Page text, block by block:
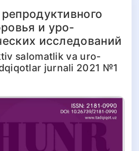
и уро-
исследований
salomatlik va uro-
jurnali 2021 №1